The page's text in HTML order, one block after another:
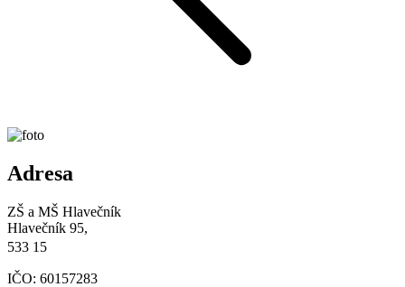
Adresa
ZŠ a MŠ Hlavečník
Hlavečník 95,
533 15
IČO: 60157283